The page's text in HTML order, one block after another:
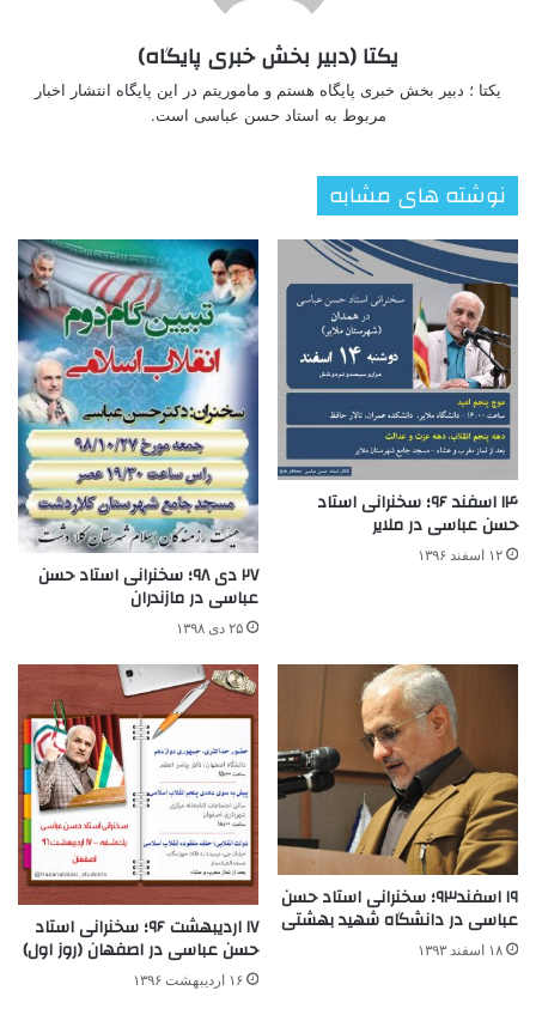
یکتا (دبیر بخش خبری پایگاه)
یکتا ؛ دبیر بخش خبری پایگاه هستم و ماموریتم در این پایگاه انتشار اخبار
مربوط به استاد حسن عباسی است.
نوشته های مشابه
۱۴ اسفند ۹۶؛ سخنرانی استاد
حسن عباسی در ملایر
۱۲ اسفند ۱۳۹۶
۲۷ دی ۹۸؛ سخنرانی استاد حسن
عباسی در مازندران
۲۵ دی ۱۳۹۸
۱۹ اسفند۹۳؛ سخنرانی استاد حسن
عباسی در دانشگاه شهید بهشتی
۱۸ اسفند ۱۳۹۳
۱۷ اردیبهشت ۹۶؛ سخنرانی استاد
حسن عباسی در اصفهان (روز اول)
۱۶ اردیبهشت ۱۳۹۶